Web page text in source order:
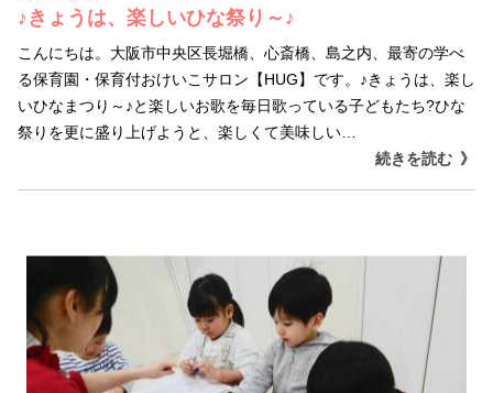
♪きょうは、楽しいひな祭り～♪
こんにちは。大阪市中央区長堀橋、心斎橋、島之内、最寄の学べ
る保育園・保育付おけいこサロン【HUG】です。♪きょうは、楽し
いひなまつり～♪と楽しいお歌を毎日歌っている子どもたち?ひな
祭りを更に盛り上げようと、楽しくて美味しい…
続きを読む